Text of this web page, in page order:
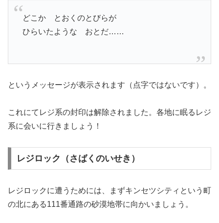
どこか とおくのとびらが
ひらいたような おとだ……
というメッセージが表示されます（点字ではないです）。
これにてレジ系の封印は解除されました。各地に眠るレジ
系に会いに行きましょう！
レジロック（さばくのいせき）
レジロックに遭うためには、まずキンセツシティという町
の北にある111番通路の砂漠地帯に向かいましょう。